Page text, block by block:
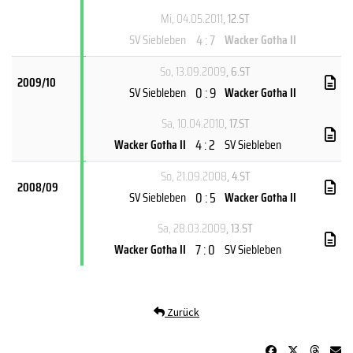
Mi, 04.05.2011, 12.ST
SV Siebleben 4 : 7 Wacker Gotha II
2009/10
So, 13.09.2009, 6.ST
SV Siebleben 0 : 9 Wacker Gotha II
Sa, 10.04.2010, 17.ST
Wacker Gotha II 4 : 2 SV Siebleben
2008/09
So, 21.09.2008, 4.ST
SV Siebleben 0 : 5 Wacker Gotha II
Sa, 28.03.2009, 13.ST
Wacker Gotha II 7 : 0 SV Siebleben
Zurück